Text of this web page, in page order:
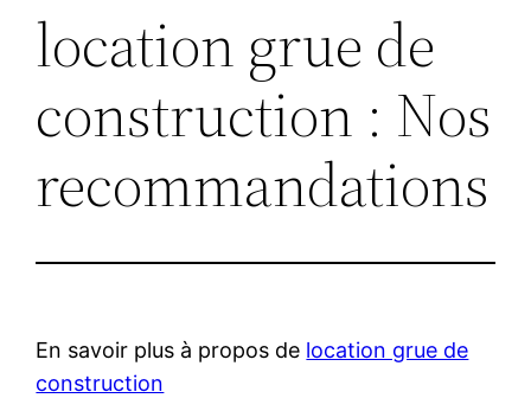
location grue de
construction : Nos
recommandations
En savoir plus à propos de location grue de
construction